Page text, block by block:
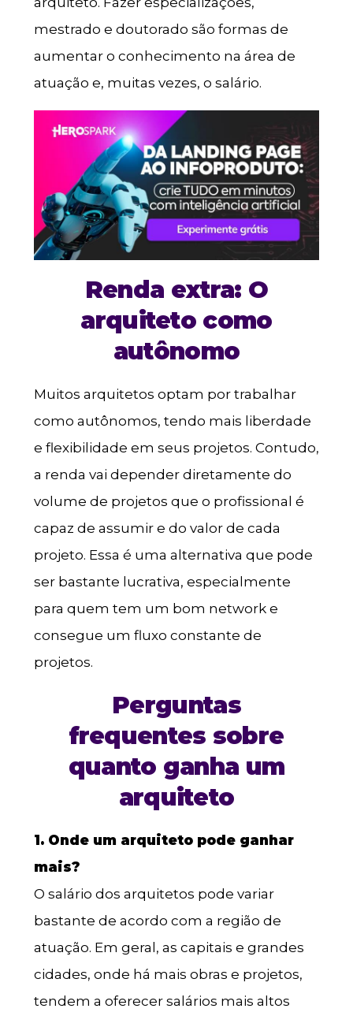
mestrado e doutorado são formas de
aumentar o conhecimento na área de
atuação e, muitas vezes, o salário.
Renda extra: O
arquiteto como
autônomo
Muitos arquitetos optam por trabalhar
como autônomos, tendo mais liberdade
e flexibilidade em seus projetos. Contudo,
a renda vai depender diretamente do
volume de projetos que o profissional é
capaz de assumir e do valor de cada
projeto. Essa é uma alternativa que pode
ser bastante lucrativa, especialmente
para quem tem um bom network e
consegue um fluxo constante de
projetos.
Perguntas
frequentes sobre
quanto ganha um
arquiteto
1. Onde um arquiteto pode ganhar
mais?
O salário dos arquitetos pode variar
bastante de acordo com a região de
atuação. Em geral, as capitais e grandes
cidades, onde há mais obras e projetos,
tendem a oferecer salários mais altos